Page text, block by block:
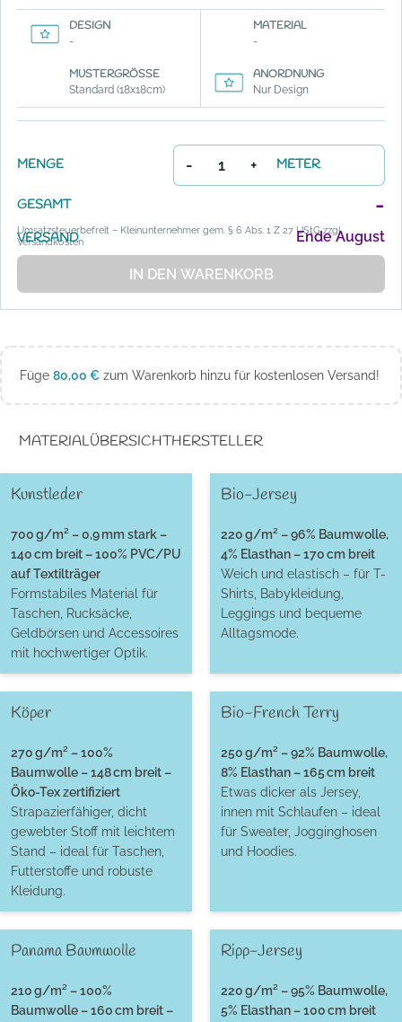
DESIGN
-
MATERIAL
-
MUSTERGRÖSSE
Standard (18x18cm)
ANORDNUNG
Nur Design
MENGE - + METER
GESAMT -
Umsatzsteuerbefreit – Kleinunternehmer gem. § 6 Abs. 1 Z 27 UStG zzgl.
Versandkosten
VERSAND Ende August
IN DEN WARENKORB
Füge 80,00 € zum Warenkorb hinzu für kostenlosen Versand!
MATERIALÜBERSICHTHERSTELLER
Kunstleder
700 g/m² – 0,9 mm stark –
140 cm breit – 100% PVC/PU
auf Textilträger
Formstabiles Material für
Taschen, Rucksäcke,
Geldbörsen und Accessoires
mit hochwertiger Optik.
Bio-Jersey
220 g/m² – 96% Baumwolle,
4% Elasthan – 170 cm breit
Weich und elastisch – für T-
Shirts, Babykleidung,
Leggings und bequeme
Alltagsmode.
Köper
270 g/m² – 100%
Baumwolle – 148 cm breit –
Öko-Tex zertifiziert
Strapazierfähiger, dicht
gewebter Stoff mit leichtem
Stand – ideal für Taschen,
Futterstoffe und robuste
Kleidung.
Bio-French Terry
250 g/m² – 92% Baumwolle,
8% Elasthan – 165 cm breit
Etwas dicker als Jersey,
innen mit Schlaufen – ideal
für Sweater, Jogginghosen
und Hoodies.
Panama Baumwolle
210 g/m² – 100%
Baumwolle – 160 cm breit –
Ripp-Jersey
220 g/m² – 95% Baumwolle,
5% Elasthan – 100 cm breit